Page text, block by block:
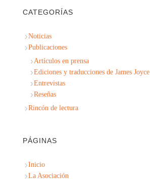
CATEGORÍAS
Noticias
Publicaciones
Artículos en prensa
Ediciones y traducciones de James Joyce
Entrevistas
Reseñas
Rincón de lectura
PÁGINAS
Inicio
La Asociación